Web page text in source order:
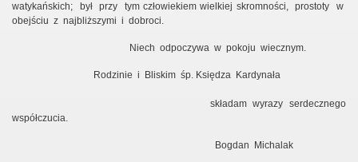
watykańskich;
był przy tym człowiekiem wielkiej skromności, prostoty
w
obejściu z najbliższymi i dobroci.
Niech odpoczywa w pokoju wiecznym.
Rodzinie i Bliskim śp. Księdza Kardynała
składam wyrazy serdecznego
współczucia.
Bogdan Michalak